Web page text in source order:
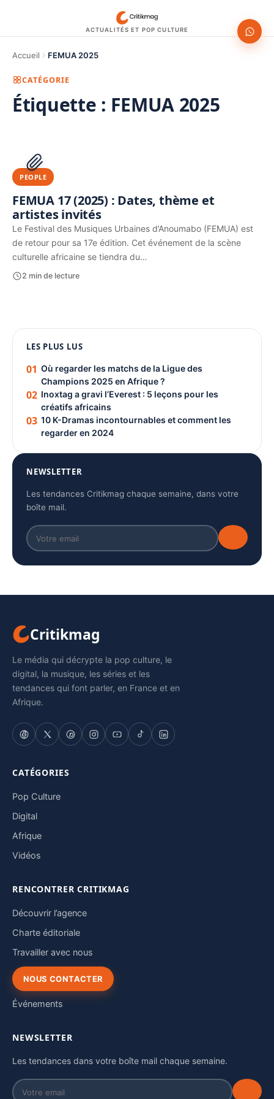
ACTUALITÉS ET POP CULTURE
Accueil FEMUA 2025
CATÉGORIE
Étiquette : FEMUA 2025
PUBLICITÉ
PEOPLE
FEMUA 17 (2025) : Dates, thème et
artistes invités
Le Festival des Musiques Urbaines d’Anoumabo (FEMUA) est
de retour pour sa 17e édition. Cet événement de la scène
culturelle africaine se tiendra du…
2 min de lecture
PUBLICITÉ
LES PLUS LUS
01 Où regarder les matchs de la Ligue des
Champions 2025 en Afrique ?
02 Inoxtag a gravi l’Everest : 5 leçons pour les
créatifs africains
03 10 K-Dramas incontournables et comment les
regarder en 2024
NEWSLETTER
Les tendances Critikmag chaque semaine, dans votre
boîte mail.
Critikmag
Le média qui décrypte la pop culture, le
digital, la musique, les séries et les
tendances qui font parler, en France et en
Afrique.
CATÉGORIES
Pop Culture
Digital
Afrique
Vidéos
RENCONTRER CRITIKMAG
Découvrir l’agence
Charte éditoriale
Travailler avec nous
NOUS CONTACTER
Événements
NEWSLETTER
Les tendances dans votre boîte mail chaque semaine.